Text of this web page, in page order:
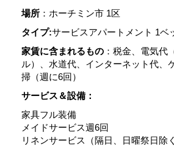
場所 ：ホーチミン市 1区
タイプ:サービスアパートメント 1ベ
家賃に含まれるもの ：税金、電気代
ル）、水道代、インターネット代、
掃（週に6回）
サービス＆設備：
家具フル装備
メイドサービス週6回
リネンサービス（隔日、日曜祭日除く